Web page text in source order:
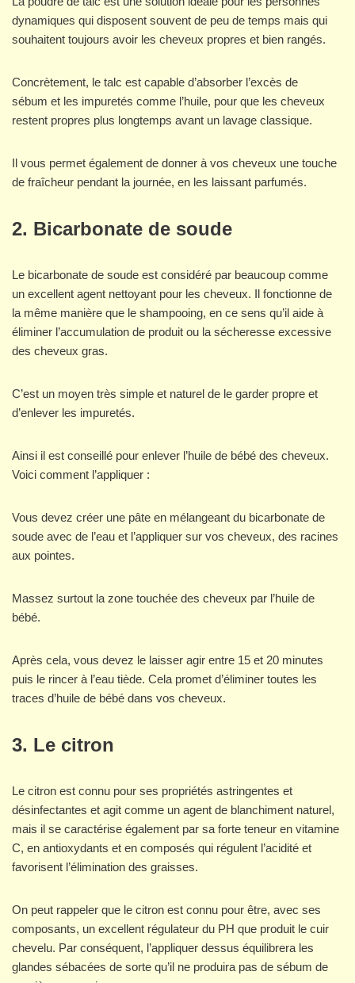
dynamiques qui disposent souvent de peu de temps mais qui
souhaitent toujours avoir les cheveux propres et bien rangés.
Concrètement, le talc est capable d’absorber l’excès de
sébum et les impuretés comme l’huile, pour que les cheveux
restent propres plus longtemps avant un lavage classique.
Il vous permet également de donner à vos cheveux une touche
de fraîcheur pendant la journée, en les laissant parfumés.
2. Bicarbonate de soude
Le bicarbonate de soude est considéré par beaucoup comme
un excellent agent nettoyant pour les cheveux. Il fonctionne de
la même manière que le shampooing, en ce sens qu’il aide à
éliminer l’accumulation de produit ou la sécheresse excessive
des cheveux gras.
C’est un moyen très simple et naturel de le garder propre et
d’enlever les impuretés.
Ainsi il est conseillé pour enlever l’huile de bébé des cheveux.
Voici comment l’appliquer :
Vous devez créer une pâte en mélangeant du bicarbonate de
soude avec de l’eau et l’appliquer sur vos cheveux, des racines
aux pointes.
Massez surtout la zone touchée des cheveux par l’huile de
bébé.
Après cela, vous devez le laisser agir entre 15 et 20 minutes
puis le rincer à l’eau tiède. Cela promet d’éliminer toutes les
traces d’huile de bébé dans vos cheveux.
3. Le citron
Le citron est connu pour ses propriétés astringentes et
désinfectantes et agit comme un agent de blanchiment naturel,
mais il se caractérise également par sa forte teneur en vitamine
C, en antioxydants et en composés qui régulent l’acidité et
favorisent l’élimination des graisses.
On peut rappeler que le citron est connu pour être, avec ses
composants, un excellent régulateur du PH que produit le cuir
chevelu. Par conséquent, l’appliquer dessus équilibrera les
glandes sébacées de sorte qu’il ne produira pas de sébum de